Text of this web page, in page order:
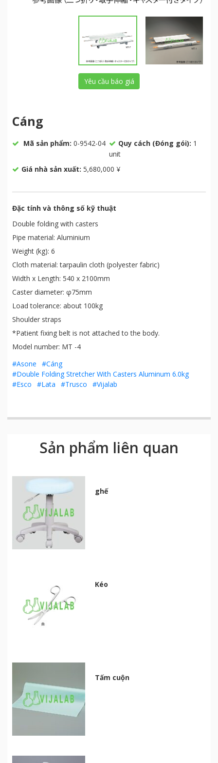
Yêu cầu báo giá
Cáng
Mã sản phẩm: 0-9542-04 Quy cách (Đóng gói): 1
unit
Giá nhà sản xuất: 5,680,000 ¥
Đặc tính và thông số kỹ thuật
Double folding with casters
Pipe material: Aluminium
Weight (kg): 6
Cloth material: tarpaulin cloth (polyester fabric)
Width x Length: 540 x 2100mm
Caster diameter: φ75mm
Load tolerance: about 100kg
Shoulder straps
*Patient fixing belt is not attached to the body.
Model number: MT -4
#Asone
#Cáng
#Double Folding Stretcher With Casters Aluminum 6.0kg
#Esco
#Lata #Trusco #Vijalab
Sản phẩm liên quan
ghế
Kéo
Tấm cuộn